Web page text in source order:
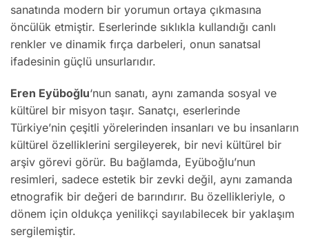
sanatında modern bir yorumun ortaya çıkmasına
öncülük etmiştir. Eserlerinde sıklıkla kullandığı canlı
renkler ve dinamik fırça darbeleri, onun sanatsal
ifadesinin güçlü unsurlarıdır.
Eren Eyüboğlu‘nun sanatı, aynı zamanda sosyal ve
kültürel bir misyon taşır. Sanatçı, eserlerinde
Türkiye’nin çeşitli yörelerinden insanları ve bu insanların
kültürel özelliklerini sergileyerek, bir nevi kültürel bir
arşiv görevi görür. Bu bağlamda, Eyüboğlu’nun
resimleri, sadece estetik bir zevki değil, aynı zamanda
etnografik bir değeri de barındırır. Bu özellikleriyle, o
dönem için oldukça yenilikçi sayılabilecek bir yaklaşım
sergilemiştir.